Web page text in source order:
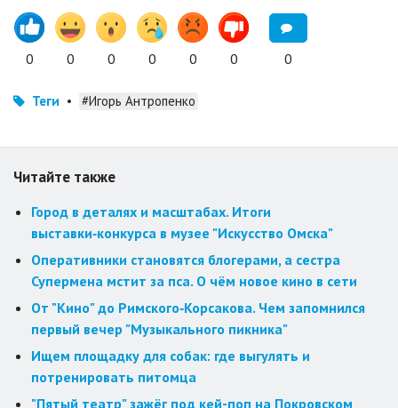
0 0 0 0 0 0 0
Теги • #Игорь Антропенко
Читайте также
Город в деталях и масштабах. Итоги
выставки‑конкурса в музее "Искусство Омска"
Оперативники становятся блогерами, а сестра
Супермена мстит за пса. О чём новое кино в сети
От "Кино" до Римского‑Корсакова. Чем запомнился
первый вечер "Музыкального пикника"
Ищем площадку для собак: где выгулять и
потренировать питомца
"Пятый театр" зажёг под кей-поп на Покровском